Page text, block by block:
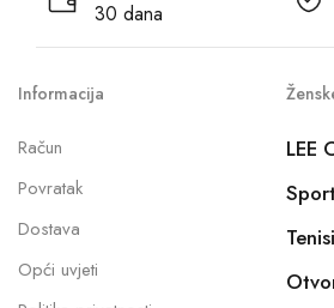
30 dana
Informacija
Račun
Povratak
Dostava
Opći uvjeti
LEE